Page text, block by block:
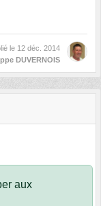
le 12 déc. 2014
DUVERNOIS
aux